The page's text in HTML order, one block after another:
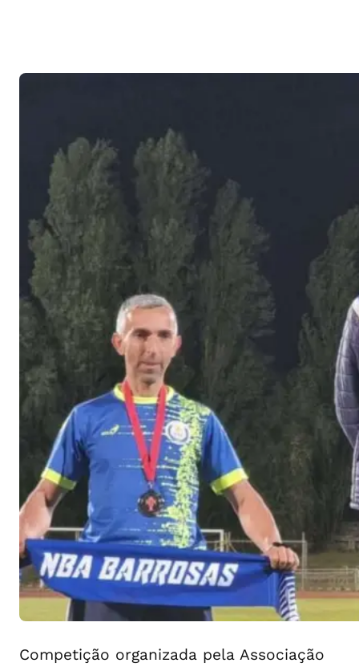
Competição organizada pela Associação